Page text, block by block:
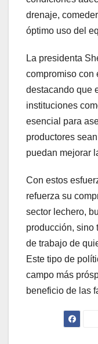
drenaje,
óptimo uso del
La presidenta
compromiso con
destacando que
instituciones
esencial para
productores
puedan mejorar
Con estos
refuerza su
sector lechero,
producción, sino
de trabajo de
Este tipo de
campo más
beneficio de las